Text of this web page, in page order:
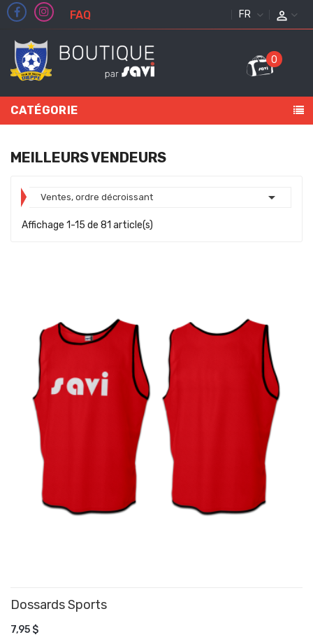
FAQ FRANÇAIS
0
CATÉGORIE
MEILLEURS VENDEURS
Ventes, ordre décroissant 
Affichage 1-15 de 81 article(s)
Dossards Sports
7,95 $